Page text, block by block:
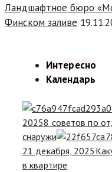
Ландшафтное бюро
Финском заливе
Интересно
Календарь
20258 советов по
снаружи
21 декабря, 2025
в квартире